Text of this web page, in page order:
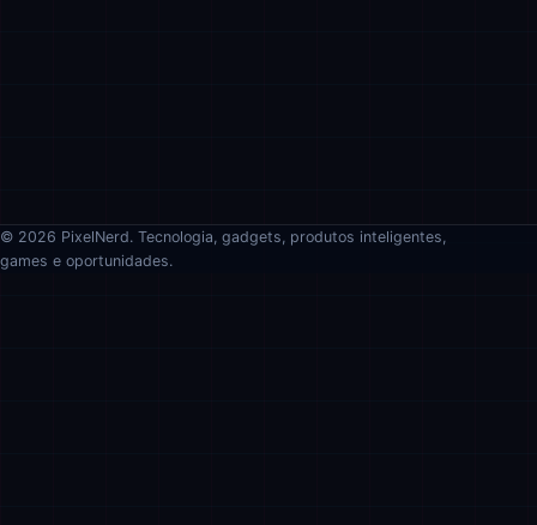
© 2026 PixelNerd. Tecnologia, gadgets, produtos inteligentes,
games e oportunidades.